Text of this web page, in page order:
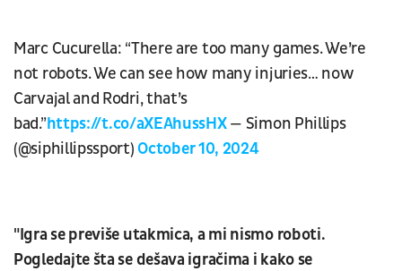
Marc Cucurella: “There are too many games. We’re
not robots. We can see how many injuries… now
Carvajal and Rodri, that’s
bad.”https://t.co/aXEAhussHX— Simon Phillips
(@siphillipssport)October 10, 2024
"Igra se previše utakmica, a mi nismo roboti.
Pogledajte šta se dešava igračima i kako se